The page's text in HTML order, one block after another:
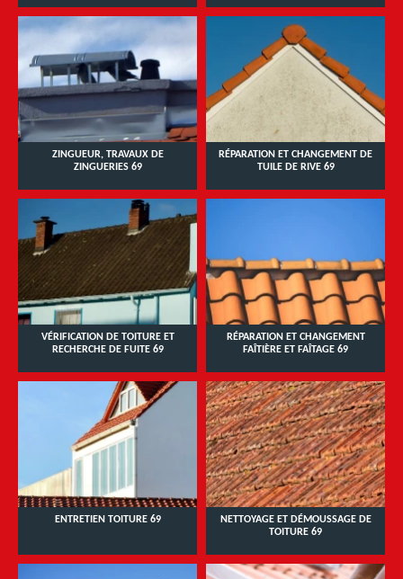
ZINGUEUR, TRAVAUX DE
ZINGUERIES 69
RÉPARATION ET CHANGEMENT DE
TUILE DE RIVE 69
VÉRIFICATION DE TOITURE ET
RECHERCHE DE FUITE 69
RÉPARATION ET CHANGEMENT
FAÎTIÈRE ET FAÎTAGE 69
ENTRETIEN TOITURE 69
NETTOYAGE ET DÉMOUSSAGE DE
TOITURE 69